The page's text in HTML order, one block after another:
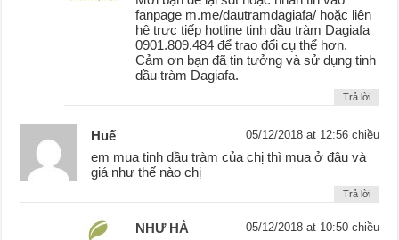
fanpage m.me/dautramdagiafa/ hoặc liên
hệ trực tiếp hotline tinh dầu tràm Dagiafa
0901.809.484 để trao đổi cụ thể hơn.
Cảm ơn bạn đã tin tưởng và sử dụng tinh
dầu tràm Dagiafa.
Trả lời
Huế 05/12/2018 at 12:56 chiều
em mua tinh dầu tràm của chị thì mua ở đâu và
giá như thế nào chị
Trả lời
NHƯ HÀ 05/12/2018 at 10:50 chiều